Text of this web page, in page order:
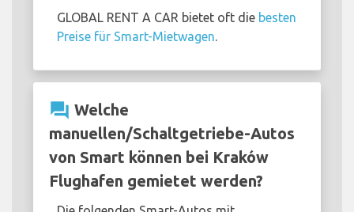
GLOBAL RENT A CAR bietet oft die besten
Preise für Smart-Mietwagen
question_answer Welche
manuellen/Schaltgetriebe-Autos
von Smart können bei Kraków
Flughafen gemietet werden?